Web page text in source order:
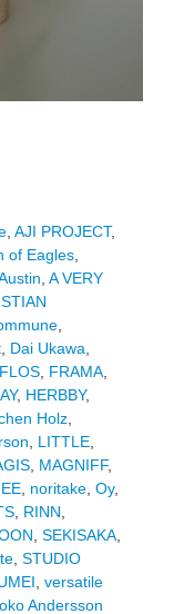
, AJI PROJECT,
of Eagles,
A VERY
,
, Dai Ukawa
FLOS, FRAMA,
, HERBBY,
Holz,
LITTLE,
, MAGNIFF,
, noritake, Oy,
, RINN
SEKISAKA,
, STUDIO
versatile
Andersson